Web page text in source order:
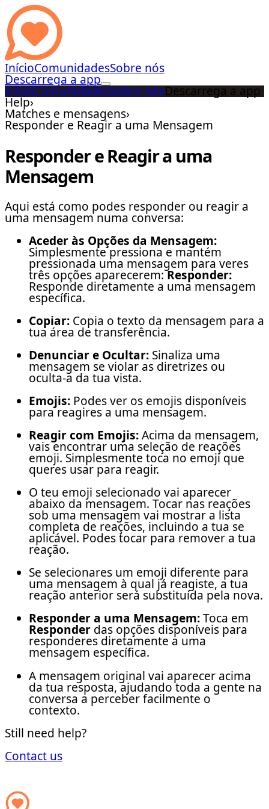
InícioComunidadesSobre nós
Descarrega a app
InícioComunidadesSobre nósDescarrega a app
Help›
Matches e mensagens›
Responder e Reagir a uma Mensagem
Responder e Reagir a uma
Mensagem
Aqui está como podes responder ou reagir a
uma mensagem numa conversa:
Aceder às Opções da Mensagem:
Simplesmente pressiona e mantém
pressionada uma mensagem para veres
três opções aparecerem:Responder:
Responde diretamente a uma mensagem
específica.
Copiar: Copia o texto da mensagem para a
tua área de transferência.
Denunciar e Ocultar: Sinaliza uma
mensagem se violar as diretrizes ou
oculta-a da tua vista.
Emojis: Podes ver os emojis disponíveis
para reagires a uma mensagem.
Reagir com Emojis:Acima da mensagem,
vais encontrar uma seleção de reações
emoji. Simplesmente toca no emoji que
queres usar para reagir.
O teu emoji selecionado vai aparecer
abaixo da mensagem. Tocar nas reações
sob uma mensagem vai mostrar a lista
completa de reações, incluindo a tua se
aplicável. Podes tocar para remover a tua
reação.
Se selecionares um emoji diferente para
uma mensagem à qual já reagiste, a tua
reação anterior será substituída pela nova.
Responder a uma Mensagem:Toca em
Responder das opções disponíveis para
responderes diretamente a uma
mensagem específica.
A mensagem original vai aparecer acima
da tua resposta, ajudando toda a gente na
conversa a perceber facilmente o
contexto.
Still need help?
Contact us